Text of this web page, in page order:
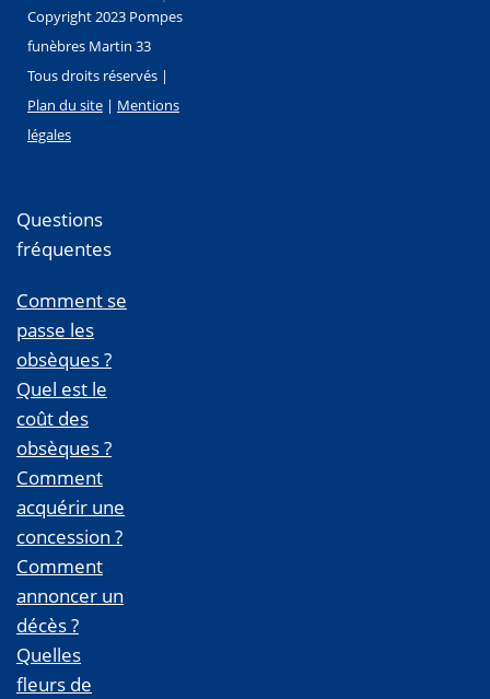
Copyright 2023 Pompes
funèbres Martin 33
Tous droits réservés |
Plan du site | Mentions
légales
Questions
fréquentes
Comment se
passe les
obsèques ?
Quel est le
coût des
obsèques ?
Comment
acquérir une
concession ?
Comment
annoncer un
décès ?
Quelles
fleurs de